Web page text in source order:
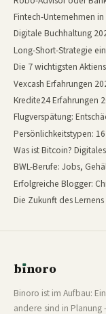
Fintech-Unternehmen
Digitale Buchhaltung
Long-Short-Strategie
Die 7 wichtigsten
Vexcash Erfahrungen
Kredite24 Erfahrungen
Flugverspätung:
Persönlichkeitstypen:
Was ist Bitcoin?
BWL-Berufe: Jobs,
Erfolgreiche Blogger:
Die Zukunft des
bınoro
Binoro ist im Aufbau:
andere sind in